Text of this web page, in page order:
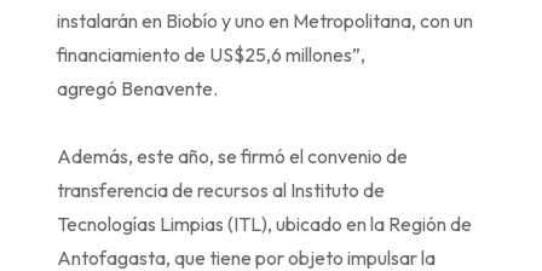
instalarán en Biobío y uno en Metropolitana, con un
financiamiento de US$25,6 millones”,
agregó Benavente.
Además, este año, se firmó el convenio de
transferencia de recursos al Instituto de
Tecnologías Limpias (ITL), ubicado en la Región de
Antofagasta, que tiene por objeto impulsar la